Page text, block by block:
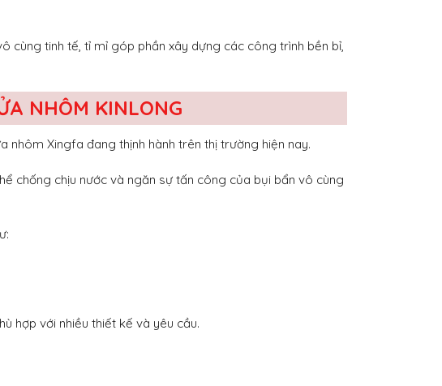
cùng tinh tế, tỉ mỉ góp phần xây dựng các công trình bền bỉ,
NHÔM KINLONG
Xingfa đang thịnh hành trên thị trường hiện nay.
chống chịu nước và ngăn sự tấn công của bụi bẩn vô cùng
hợp với nhiều thiết kế và yêu cầu.